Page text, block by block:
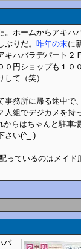
。ホームからアキハ
りだ。 昨年の末に
キハバラデパート２
０円ショップも１０
て（笑）
事務所に帰る途中で
人組でデジカメを持
からはちゃんと駐車
さい(^_-)
っているのはメイ
バ